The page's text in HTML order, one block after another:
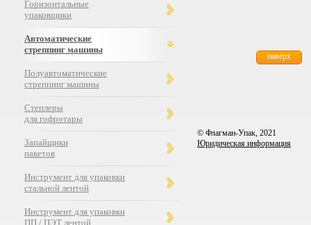
Горизонтальные
упаковщики
Автоматические
стреппинг машины
Полуавтоматические
стреппинг машины
Степлеры
для гофротары
Запайщики
пакетов
Инструмент для упаковки
стальной лентой
Инструмент для упаковки
ПП / ПЭТ лентой
© Флагман-Упак, 2021
Юридическая информация
наверх